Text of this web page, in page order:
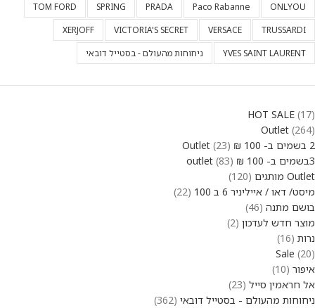
ONLYOU
Paco Rabanne
PRADA
SPRING
TOM FORD
TRUSSARDI
VERSACE
VICTORIA'S SECRET
XERJOFF
YVES SAINT LAURENT
ניחוחות מהעולם - בסטייל דובאי
HOT SALE 17
Outlet 264
2 בשמים ב- 100 ₪ Outlet
23
3בשמים ב- 100 ₪ outlet
83
Outlet מותגים
120
מיסט/ דאו / אייליניר 6 ב 100
22
בושם מתנה 46
מוצר חדש לעדכון 2
נרות 16
Sale 20
איפור 10
אל חראמין סייל 23
ניחוחות מהעולם - בסטייל דובאי 362